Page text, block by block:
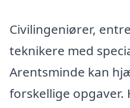
Civilingeniører,
teknikere med
Arentsminde kan
forskellige opgaver.